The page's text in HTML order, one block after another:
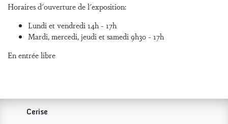
Horaires d'ouverture de l'exposition:
Lundi et vendredi 14h - 17h
Mardi, mercedi, jeudi et samedi 9h30 - 17h
En entrée libre
Cerise